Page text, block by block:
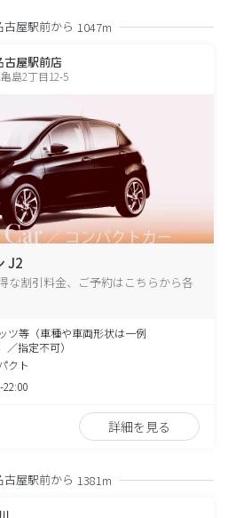
屋駅前から 1047m
古屋駅前店
島2丁目12-5
J2
な割引料金、ご予約はこちらから各
ツ等（車種や車両形状は一例
／指定不可）
クト
22:00
詳細を見る
屋駅前から 1381m